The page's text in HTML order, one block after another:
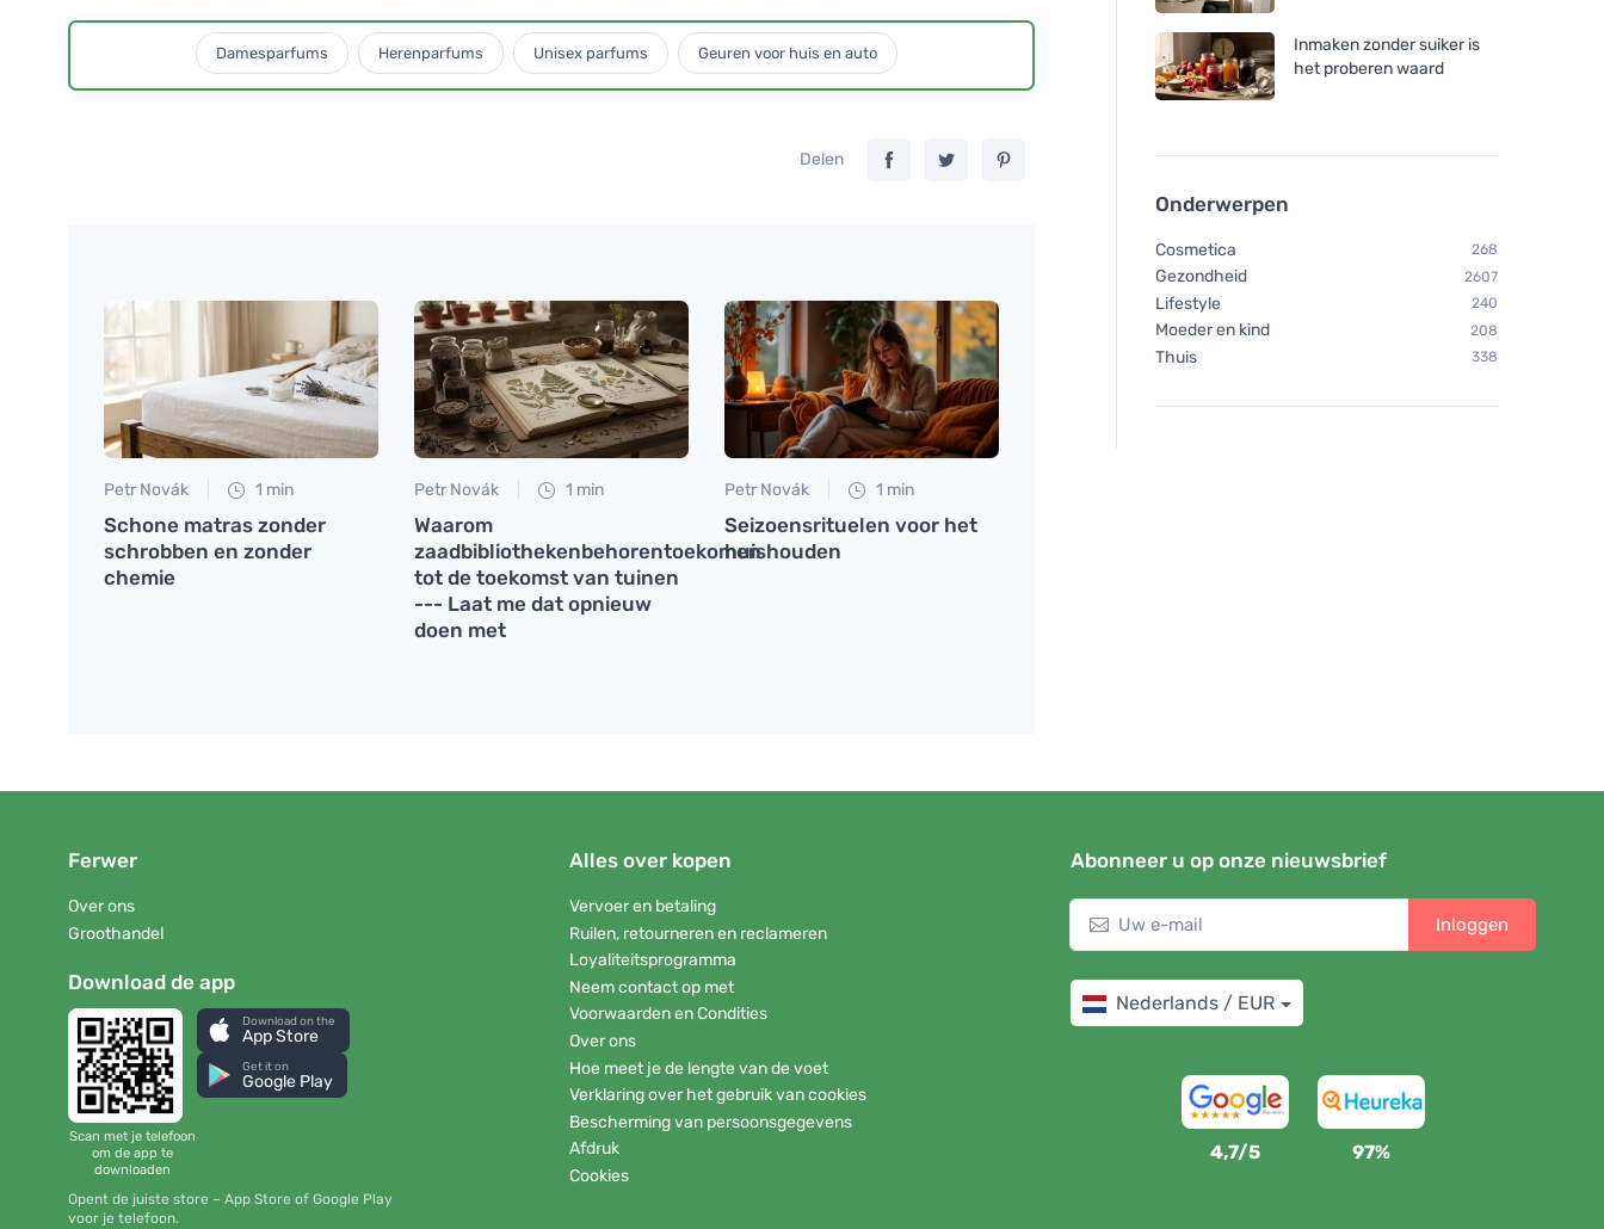
Damesparfums Herenparfums Unisex parfums Geuren voor huis en auto
Delen
Petr Novák 1 min
Schone matras zonder
schrobben en zonder
chemie
Petr Novák 1 min
Waarom
zaadbibliothekenbehorentoekomen
tot de toekomst van tuinen
--- Laat me dat opnieuw
doen met
Petr Novák 1 min
Seizoensrituelen voor het
huishouden
Inmaken zonder suiker is
het proberen waard
Onderwerpen
Cosmetica 268
Gezondheid 2607
Lifestyle 240
Moeder en kind 208
Thuis 338
Ferwer
Over ons
Groothandel
Download de app
Scan met je telefoon
om de app te
downloaden
Download on the
App Store
Get it on
Google Play
Opent de juiste store – App Store of Google Play
voor je telefoon.
Alles over kopen
Vervoer en betaling
Ruilen, retourneren en reclameren
Loyaliteitsprogramma
Neem contact op met
Voorwaarden en Condities
Over ons
Hoe meet je de lengte van de voet
Verklaring over het gebruik van cookies
Bescherming van persoonsgegevens
Afdruk
Cookies
Abonneer u op onze nieuwsbrief
Inloggen
Nederlands / EUR
4,7/5 97%